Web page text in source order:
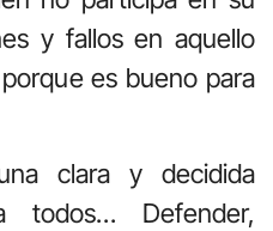
y fallos en aquello
es bueno para
clara y decidida
Defender,